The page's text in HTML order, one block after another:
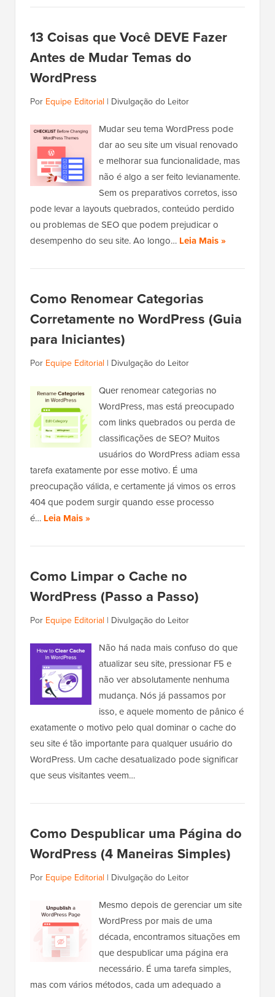
13 Coisas que Você DEVE Fazer
Antes de Mudar Temas do
WordPress
Por Equipe Editorial | Divulgação do Leitor
Mudar seu tema WordPress pode
dar ao seu site um visual renovado
e melhorar sua funcionalidade, mas
não é algo a ser feito levianamente.
Sem os preparativos corretos, isso
pode levar a layouts quebrados, conteúdo perdido
ou problemas de SEO que podem prejudicar o
desempenho do seu site. Ao longo… Leia Mais »
Como Renomear Categorias
Corretamente no WordPress (Guia
para Iniciantes)
Por Equipe Editorial | Divulgação do Leitor
Quer renomear categorias no
WordPress, mas está preocupado
com links quebrados ou perda de
classificações de SEO? Muitos
usuários do WordPress adiam essa
tarefa exatamente por esse motivo. É uma
preocupação válida, e certamente já vimos os erros
404 que podem surgir quando esse processo
é… Leia Mais »
Como Limpar o Cache no
WordPress (Passo a Passo)
Por Equipe Editorial | Divulgação do Leitor
Não há nada mais confuso do que
atualizar seu site, pressionar F5 e
não ver absolutamente nenhuma
mudança. Nós já passamos por
isso, e aquele momento de pânico é
exatamente o motivo pelo qual dominar o cache do
seu site é tão importante para qualquer usuário do
WordPress. Um cache desatualizado pode significar
que seus visitantes veem…
Como Despublicar uma Página do
WordPress (4 Maneiras Simples)
Por Equipe Editorial | Divulgação do Leitor
Mesmo depois de gerenciar um site
WordPress por mais de uma
década, encontramos situações em
que despublicar uma página era
necessário. É uma tarefa simples,
mas com vários métodos, cada um adequado a